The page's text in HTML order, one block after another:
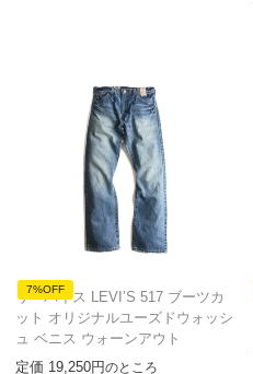
7%OFF
リーバイス LEVI’S 517 ブーツカ
ット オリジナルユーズドウォッシ
ュ ベニス ウォーンアウト
定価 19,250 のところ